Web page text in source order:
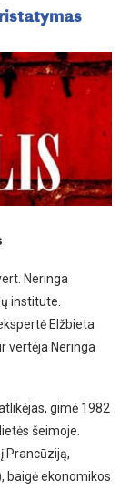
Neringa
institute.
Elžbieta
vertėja Neringa
gimė 1982
šeimoje.
Prancūziją,
baigė ekonomikos